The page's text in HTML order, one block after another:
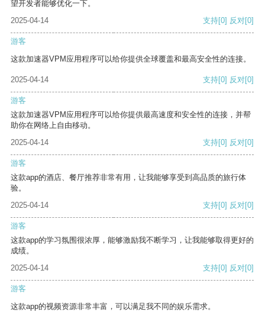
望开发者能够优化一下。
2025-04-14
支持[0] 反对[0]
游客
这款加速器VPM应用程序可以给你提供全球覆盖和最高安全性的连接。
2025-04-14 支持[0] 反对[0]
游客
这款加速器VPM应用程序可以给你提供最高速度和安全性的连接，并帮
助你在网络上自由移动。
2025-04-14
支持[0] 反对[0]
游客
这款app的酒店、餐厅推荐非常有用，让我能够享受到高品质的旅行体
验。
2025-04-14
支持[0] 反对[0]
游客
这款app的学习氛围很浓厚，能够激励我不断学习，让我能够取得更好的
成绩。
2025-04-14
支持[0] 反对[0]
游客
这款app的视频资源非常丰富，可以满足我不同的娱乐需求。